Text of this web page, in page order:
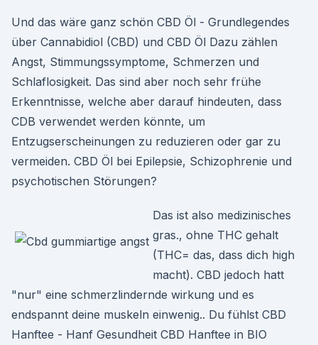
Und das wäre ganz schön CBD Öl - Grundlegendes
über Cannabidiol (CBD) und CBD Öl Dazu zählen
Angst, Stimmungssymptome, Schmerzen und
Schlaflosigkeit. Das sind aber noch sehr frühe
Erkenntnisse, welche aber darauf hindeuten, dass
CDB verwendet werden könnte, um
Entzugserscheinungen zu reduzieren oder gar zu
vermeiden. CBD Öl bei Epilepsie, Schizophrenie und
psychotischen Störungen?
Das ist also medizinisches
gras., ohne THC gehalt
(THC= das, dass dich high
macht). CBD jedoch hatt
"nur" eine schmerzlindernde wirkung und es
endspannt deine muskeln einwenig.. Du fühlst CBD
Hanftee - Hanf Gesundheit CBD Hanftee in BIO